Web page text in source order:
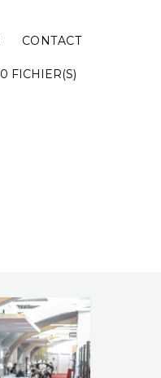
CONTACT
0 FICHIER(S)